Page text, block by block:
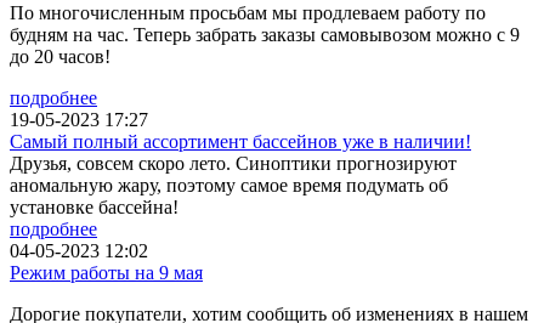
По многочисленным просьбам мы продлеваем работу по
будням на час. Теперь забрать заказы самовывозом можно с 9
до 20 часов!
подробнее
19-05-2023 17:27
Самый полный ассортимент бассейнов уже в наличии!
Друзья, совсем скоро лето. Синоптики прогнозируют
аномальную жару, поэтому самое время подумать об
установке бассейна!
подробнее
04-05-2023 12:02
Режим работы на 9 мая
Дорогие покупатели, хотим сообщить об изменениях в нашем